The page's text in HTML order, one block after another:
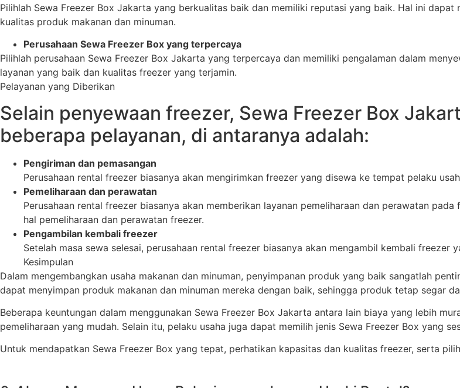
Pilihlah Sewa Freezer Box Jakarta yang berkualitas baik dan memiliki reputasi yang baik. Hal ini
kualitas produk makanan dan minuman.
Perusahaan Sewa Freezer Box yang terpercaya
Pilihlah perusahaan Sewa Freezer Box Jakarta yang terpercaya dan memiliki pengalaman dalam
layanan yang baik dan kualitas freezer yang terjamin.
Pelayanan yang Diberikan
Selain penyewaan freezer, Sewa Freezer Box
beberapa pelayanan, di antaranya adalah:
Pengiriman dan pemasangan
Perusahaan rental freezer biasanya akan mengirimkan freezer yang disewa ke tempat pelaku
Pemeliharaan dan perawatan
Perusahaan rental freezer biasanya akan memberikan layanan pemeliharaan dan perawatan
hal pemeliharaan dan perawatan freezer.
Pengambilan kembali freezer
Setelah masa sewa selesai, perusahaan rental freezer biasanya akan mengambil kembali freezer
Kesimpulan
Dalam mengembangkan usaha makanan dan minuman, penyimpanan produk yang baik sangatlah
dapat menyimpan produk makanan dan minuman mereka dengan baik, sehingga produk tetap segar
Beberapa keuntungan dalam menggunakan Sewa Freezer Box Jakarta antara lain biaya yang lebih
pemeliharaan yang mudah. Selain itu, pelaku usaha juga dapat memilih jenis Sewa Freezer Box yang
Untuk mendapatkan Sewa Freezer Box yang tepat, perhatikan kapasitas dan kualitas freezer, serta